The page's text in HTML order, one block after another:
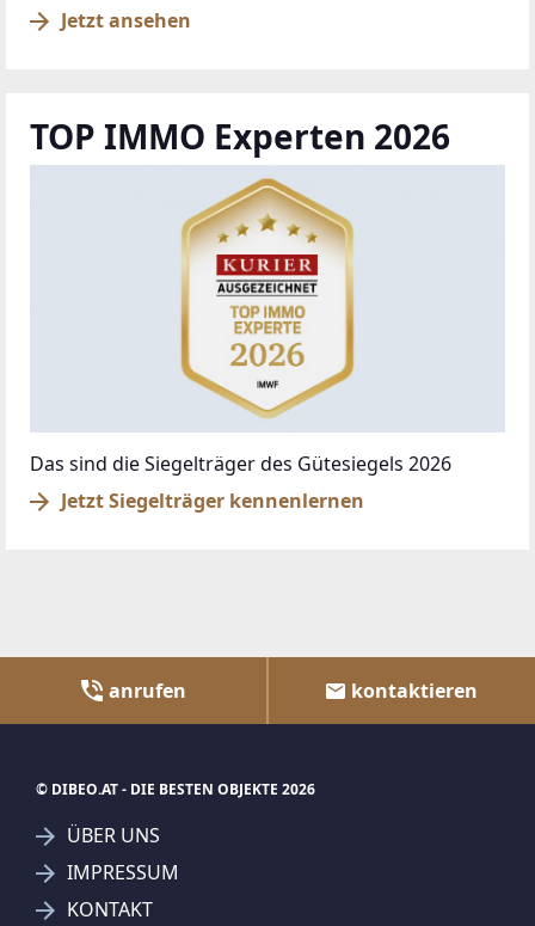
Jetzt ansehen
TOP IMMO Experten 2026
Das sind die Siegelträger des Gütesiegels 2026
Jetzt Siegelträger kennenlernen
anrufen kontaktieren
© DIBEO.AT - DIE BESTEN OBJEKTE 2026
ÜBER UNS
IMPRESSUM
KONTAKT